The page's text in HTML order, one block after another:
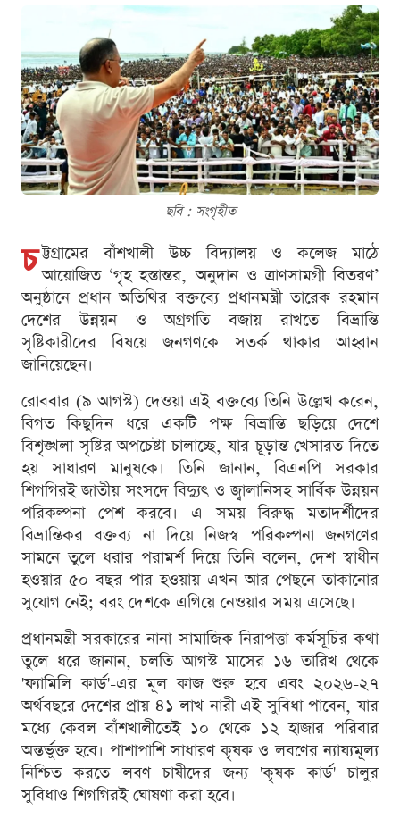
ছবি : সংগৃহীত
চ ট্টগ্রামের বাঁশখালী উচ্চ বিদ্যালয় ও কলেজ মাঠে
আয়োজিত ‘গৃহ হস্তান্তর, অনুদান ও ত্রাণসামগ্রী বিতরণ’
অনুষ্ঠানে প্রধান অতিথির বক্তব্যে প্রধানমন্ত্রী তারেক রহমান
দেশের উন্নয়ন ও অগ্রগতি বজায় রাখতে বিভ্রান্তি
সৃষ্টিকারীদের বিষয়ে জনগণকে সতর্ক থাকার আহ্বান
জানিয়েছেন।
রোববার (৯ আগস্ট) দেওয়া এই বক্তব্যে তিনি উল্লেখ করেন,
বিগত কিছুদিন ধরে একটি পক্ষ বিভ্রান্তি ছড়িয়ে দেশে
বিশৃঙ্খলা সৃষ্টির অপচেষ্টা চালাচ্ছে, যার চূড়ান্ত খেসারত দিতে
হয় সাধারণ মানুষকে। তিনি জানান, বিএনপি সরকার
শিগগিরই জাতীয় সংসদে বিদ্যুৎ ও জ্বালানিসহ সার্বিক উন্নয়ন
পরিকল্পনা পেশ করবে। এ সময় বিরুদ্ধ মতাদর্শীদের
বিভ্রান্তিকর বক্তব্য না দিয়ে নিজস্ব পরিকল্পনা জনগণের
সামনে তুলে ধরার পরামর্শ দিয়ে তিনি বলেন, দেশ স্বাধীন
হওয়ার ৫০ বছর পার হওয়ায় এখন আর পেছনে তাকানোর
সুযোগ নেই; বরং দেশকে এগিয়ে নেওয়ার সময় এসেছে।
প্রধানমন্ত্রী সরকারের নানা সামাজিক নিরাপত্তা কর্মসূচির কথা
তুলে ধরে জানান, চলতি আগস্ট মাসের ১৬ তারিখ থেকে
'ফ্যামিলি কার্ড'-এর মূল কাজ শুরু হবে এবং ২০২৬-২৭
অর্থবছরে দেশের প্রায় ৪১ লাখ নারী এই সুবিধা পাবেন, যার
মধ্যে কেবল বাঁশখালীতেই ১০ থেকে ১২ হাজার পরিবার
অন্তর্ভুক্ত হবে। পাশাপাশি সাধারণ কৃষক ও লবণের ন্যায্যমূল্য
নিশ্চিত করতে লবণ চাষীদের জন্য 'কৃষক কার্ড' চালুর
সুবিধাও শিগগিরই ঘোষণা করা হবে।